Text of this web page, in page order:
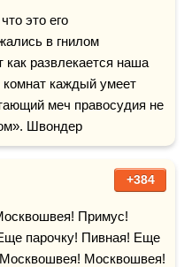
это его
в гнилом
как развлекается наша
каждый умеет
меч правосудия не
Швондер
+384
Примус!
парочку! Пивная! Еще
Москвошвея!